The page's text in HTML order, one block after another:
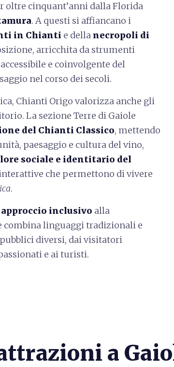
oltre cinquant’anni dalla Florida
. A questi si affiancano i
in Chianti e della necropoli di
arricchita da strumenti
e coinvolgente del
nel corso dei secoli.
Chianti Origo valorizza anche gli
La sezione Terre di Gaiole
del Chianti Classico, mettendo
paesaggio e cultura del vino,
sociale e identitario del
che permettono di vivere
.
approccio inclusivo alla
combina linguaggi tradizionali e
diversi, dai visitatori
e ai turisti.
a